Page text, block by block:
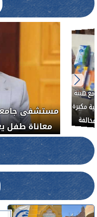
العلاج الحر بمنفلوط
الدواء المصرية يشن
لضبط المنشآت .....